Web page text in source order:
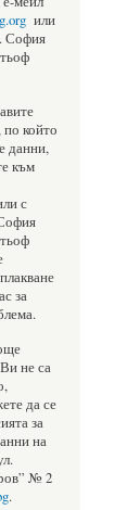
или
София
по който
данни,
към
с
за
не са
да се
за
на
№ 2
.